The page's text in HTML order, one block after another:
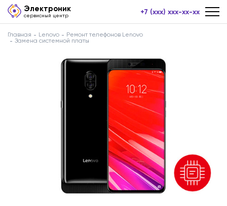
Электроник
сервисный центр +7 (xxx) xxx-xx-xx
Главная Lenovo
Ремонт телефонов Lenovo
Замена системной платы